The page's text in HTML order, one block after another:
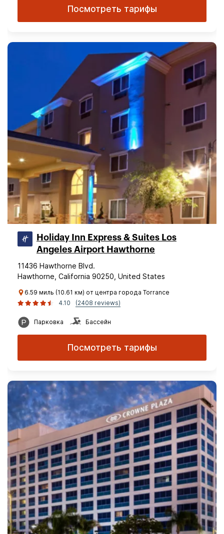
Посмотреть тарифы
Holiday Inn Express & Suites Los
Angeles Airport Hawthorne
11436 Hawthorne Blvd.
Hawthorne, California 90250, United States
6.59 миль (10.61 км) от центра города Torrance
4.10
(2408 reviews)
Парковка Бассейн
Посмотреть тарифы